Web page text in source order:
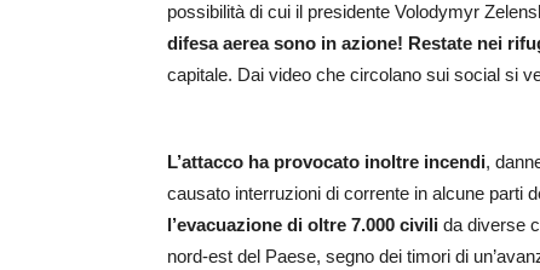
possibilità di cui il presidente Volodymyr
difesa aerea sono in azione! Restate nei
capitale. Dai video che circolano sui social si
L’attacco ha provocato inoltre incendi,
causato interruzioni di corrente in alcune parti
l’evacuazione di oltre 7.000 civili da diverse
nord-est del Paese, segno dei timori di